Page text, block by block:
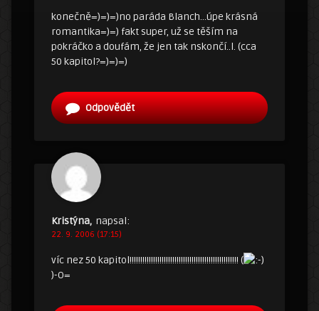
konečně=)=)=)no paráda Blanch…úpe krásná
romantika=)=) fakt super, už se těším na
pokráčko a doufám, že jen tak nskončí..l. (cca
50 kapitol?=)=)=)
Odpovědět
Kristýna, napsal:
22. 9. 2006 (17:15)
víc nez 50 kapitol!!!!!!!!!!!!!!!!!!!!!!!!!!!!!!!!!!!!!!!!!!!!!!!!!!! (
)-O=